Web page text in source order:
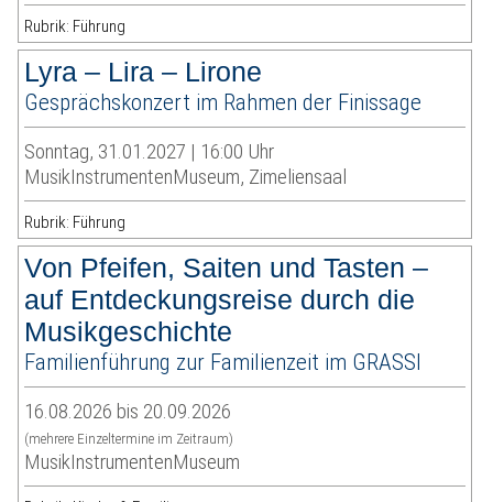
Rubrik: Führung
Lyra – Lira – Lirone
Gesprächskonzert im Rahmen der Finissage
Sonntag, 31.01.2027 | 16:00 Uhr
MusikInstrumentenMuseum, Zimeliensaal
Rubrik: Führung
Von Pfeifen, Saiten und Tasten –
auf Entdeckungsreise durch die
Musikgeschichte
Familienführung zur Familienzeit im GRASSI
16.08.2026 bis 20.09.2026
(mehrere Einzeltermine im Zeitraum)
MusikInstrumentenMuseum